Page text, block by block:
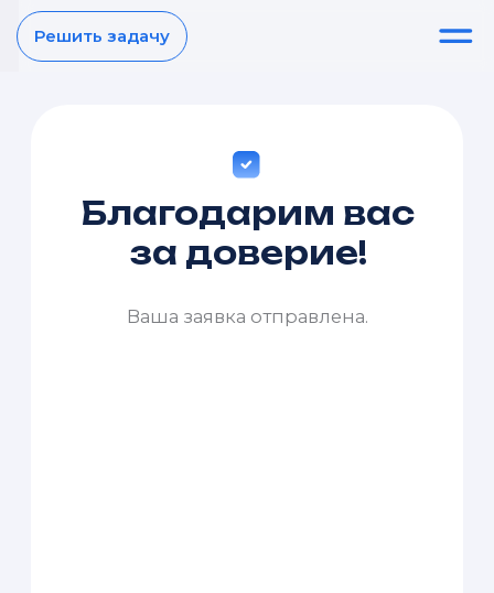
Решить задачу
Благодарим вас
за доверие!
Ваша заявка отправлена.